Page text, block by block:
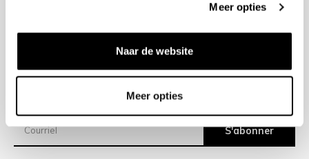
Meer opties
Naar de website
Meer opties
Expéditions
S'abonner